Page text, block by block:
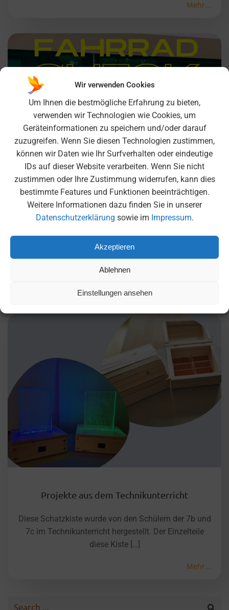
Wir verwenden Cookies
Um Ihnen die bestmögliche Erfahrung zu bieten,
verwenden wir Technologien wie Cookies, um
Geräteinformationen zu speichern und/oder darauf
zuzugreifen. Wenn Sie diesen Technologien zustimmen,
können wir Daten wie Ihr Surfverhalten oder eindeutige
IDs auf dieser Website verarbeiten. Wenn Sie nicht
zustimmen oder Ihre Zustimmung widerrufen, kann dies
bestimmte Features und Funktionen beeinträchtigen.
Weitere Informationen dazu finden Sie in unserer
Datenschutzerklärung sowie im Impressum.
Akzeptieren
Ablehnen
Einstellungen ansehen
Mehr...
Fahrrad Check an der MS Rockefellerstraße
Seit dem 16.06. findet wöchentlich bis zu
Schuljahresende einmal wöchentlich, bei gutem
Projekte aus dem Technikunterricht
Diese Schatzkiste wurde von den Schülern der 7b und
7c im Technikunterricht hergestellt. Der Einzelteile
diese Kiste […]
Mehr...
Search